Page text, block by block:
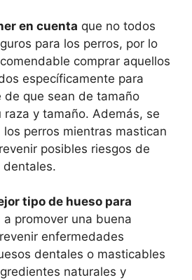
en cuenta que no todos
para los perros, por lo
comprar aquellos
específicamente para
de que sean de tamaño
raza y tamaño. Además, se
perros mientras mastican
posibles riesgos de
dentales.
tipo de hueso para
a promover una buena
enfermedades
dentales o masticables
naturales y